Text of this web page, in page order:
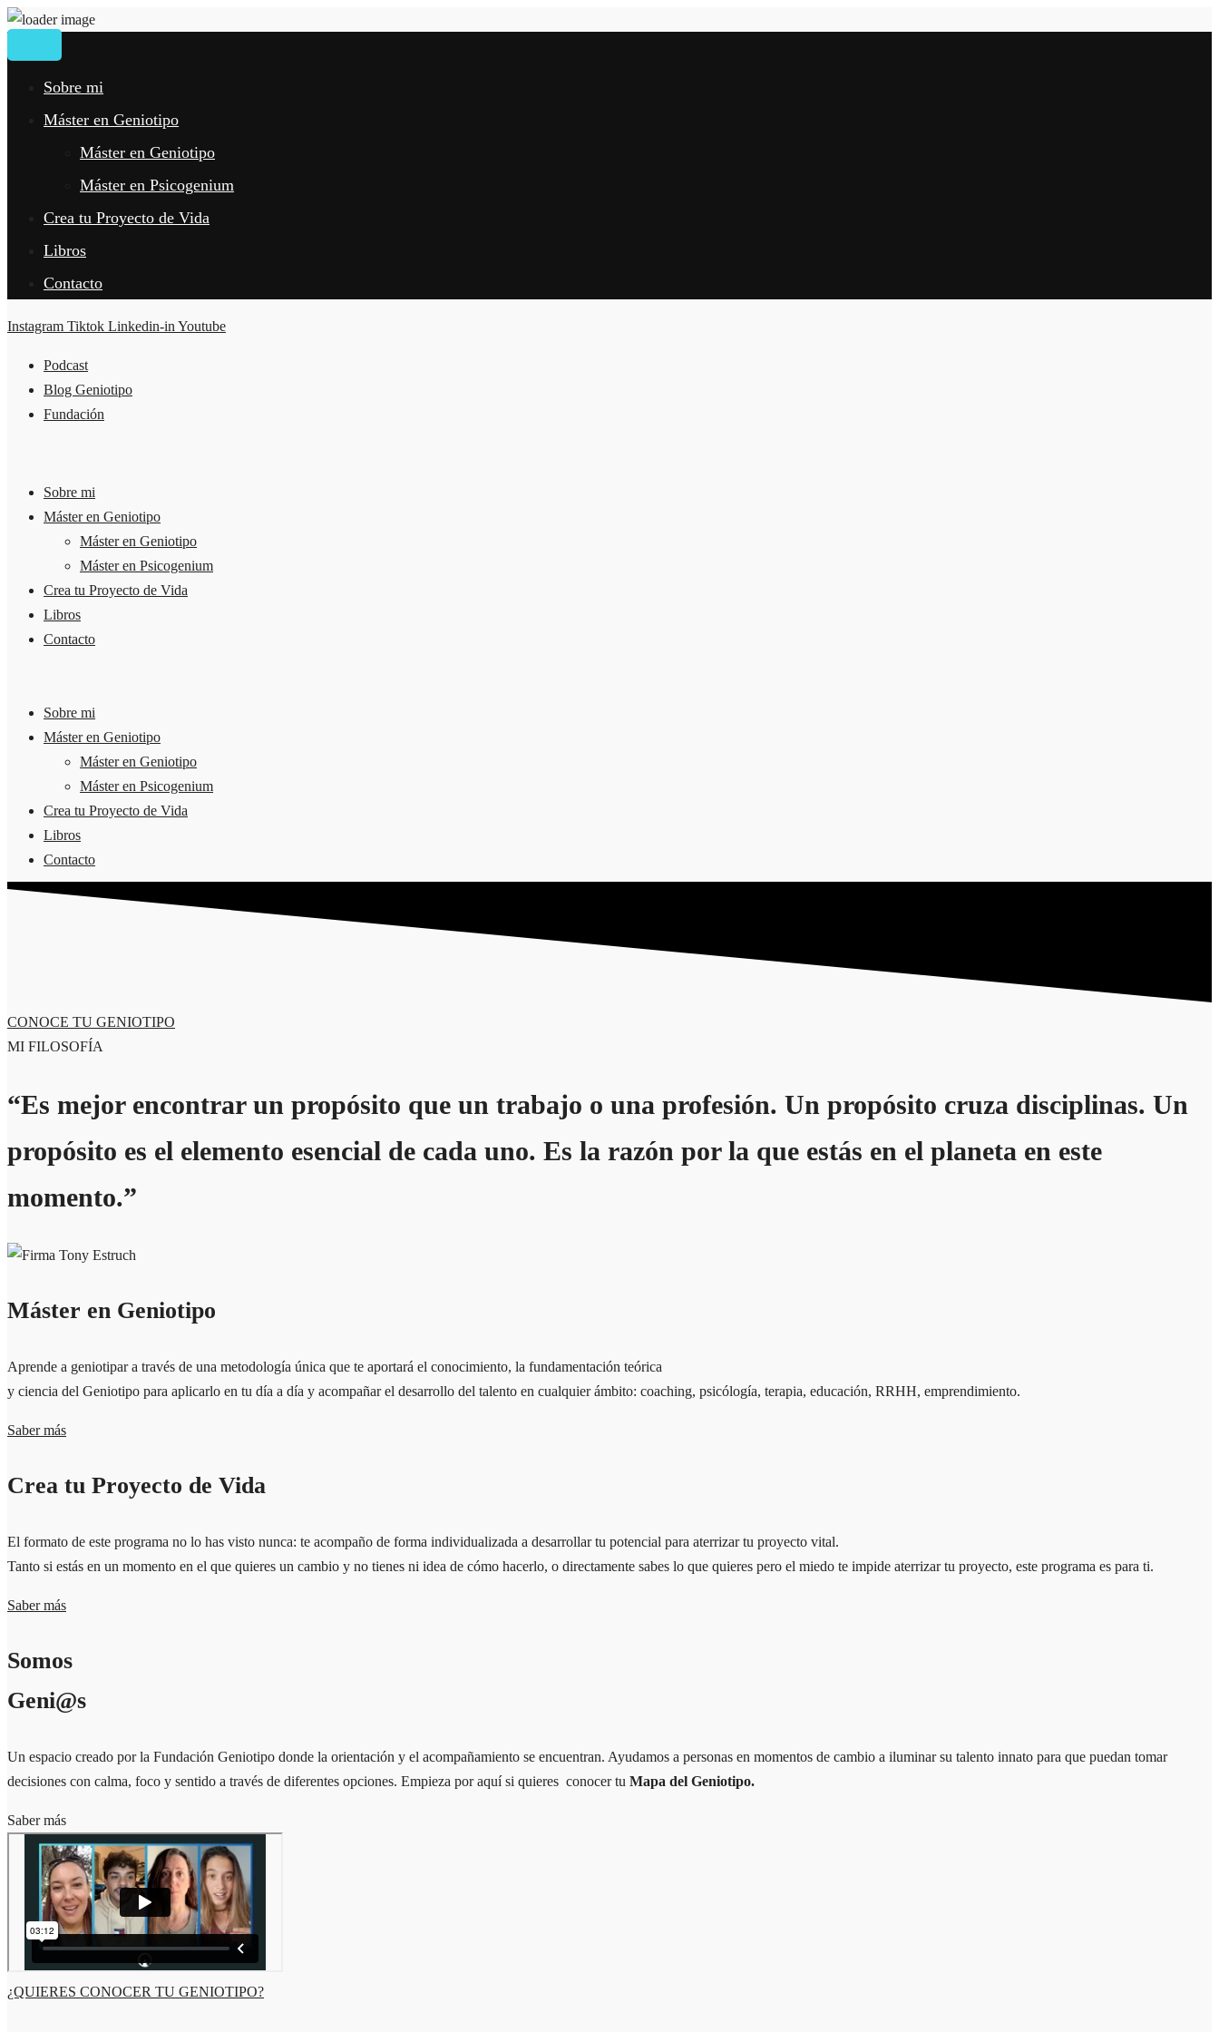
Sobre mi
Máster en Geniotipo
Máster en Geniotipo
Máster en Psicogenium
Crea tu Proyecto de Vida
Libros
Contacto
Instagram Tiktok Linkedin-in Youtube
Podcast
Blog Geniotipo
Fundación
Sobre mi
Máster en Geniotipo
Máster en Geniotipo
Máster en Psicogenium
Crea tu Proyecto de Vida
Libros
Contacto
Sobre mi
Máster en Geniotipo
Máster en Geniotipo
Máster en Psicogenium
Crea tu Proyecto de Vida
Libros
Contacto
CONOCE TU GENIOTIPO
MI FILOSOFÍA
“Es mejor encontrar un propósito que un trabajo o una profesión. Un propósito cruza disciplinas. Un
propósito es el elemento esencial de cada uno. Es la razón por la que estás en el planeta en este
momento.”
Máster en Geniotipo
Aprende a geniotipar a través de una metodología única que te aportará el conocimiento, la fundamentación teórica
y ciencia del Geniotipo para aplicarlo en tu día a día y acompañar el desarrollo del talento en cualquier ámbito: coaching, psicólogía, terapia, educación, RRHH, emprendimiento.
Saber más
Crea tu Proyecto de Vida
El formato de este programa no lo has visto nunca: te acompaño de forma individualizada a desarrollar tu potencial para aterrizar tu proyecto vital.
Tanto si estás en un momento en el que quieres un cambio y no tienes ni idea de cómo hacerlo, o directamente sabes lo que quieres pero el miedo te impide aterrizar tu proyecto, este programa es para ti.
Saber más
Somos
Geni@s
Un espacio creado por la Fundación Geniotipo donde la orientación y el acompañamiento se encuentran. Ayudamos a personas en momentos de cambio a iluminar su talento innato para que puedan tomar
decisiones con calma, foco y sentido a través de diferentes opciones. Empieza por aquí si quieres conocer tu Mapa del Geniotipo.
Saber más
¿QUIERES CONOCER TU GENIOTIPO?